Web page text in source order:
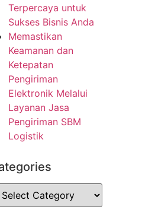
Terpercaya untuk
Sukses Bisnis Anda
Memastikan
Keamanan dan
Ketepatan
Pengiriman
Elektronik Melalui
Layanan Jasa
Pengiriman SBM
Logistik